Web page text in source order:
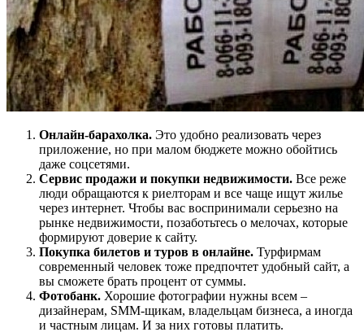
Онлайн-барахолка. Это удобно реализовать через
приложение, но при малом бюджете можно обойтись
даже соцсетями.
Сервис продажи и покупки недвижимости. Все реже
люди обращаются к риелторам и все чаще ищут жилье
через интернет. Чтобы вас воспринимали серьезно на
рынке недвижимости, позаботьтесь о мелочах, которые
формируют доверие к сайту.
Покупка билетов и туров в онлайне. Турфирмам
современный человек тоже предпочтет удобный сайт, а
вы сможете брать процент от суммы.
Фотобанк. Хорошие фотографии нужны всем –
дизайнерам, SMM-щикам, владельцам бизнеса, а иногда
и частным лицам. И за них готовы платить.